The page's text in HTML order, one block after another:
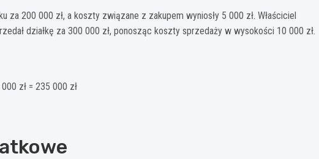
za 200 000 zł, a koszty związane z zakupem wyniosły 5 000 zł. Właściciel
działkę za 300 000 zł, ponosząc koszty sprzedaży w wysokości 10 000 zł.
zł = 235 000 zł